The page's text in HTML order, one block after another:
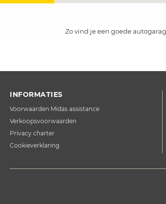
Zo vind je een goede
INFORMATIES
Voorwaarden Midas assistance
Verkoopsvoorwaarden
Privacy charter
Cookieverklaring